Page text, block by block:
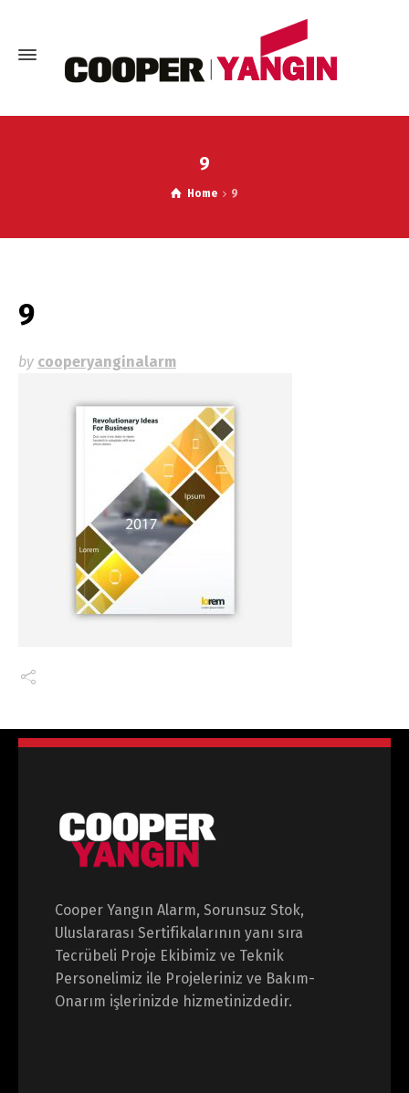
9
Home 9
9
by cooperyanginalarm
Cooper Yangın Alarm, Sorunsuz Stok,
Uluslararası Sertifikalarının yanı sıra
Tecrübeli Proje Ekibimiz ve Teknik
Personelimiz ile Projeleriniz ve Bakım-
Onarım işlerinizde hizmetinizdedir.